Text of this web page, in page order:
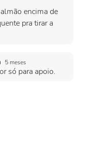
encima de
pra tirar a
5 meses
só para apoio.